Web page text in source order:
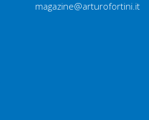
magazine@arturofortini.it